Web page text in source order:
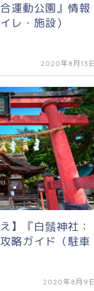
運動公園』情報
レ・施設）
2020年8月13日
】『白鬚神社：
略ガイド（駐車
2020年8月9日